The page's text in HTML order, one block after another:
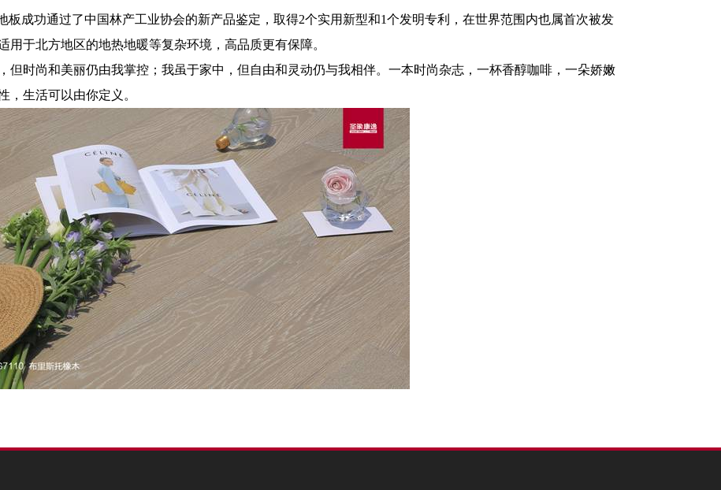
板成功通过了中国林产工业协会的新产品鉴定，取得2个实用新型和1个发明专利，在世界范围内也属首次被发
于北方地区的地热地暖等复杂环境，高品质更有保障。
但时尚和美丽仍由我掌控；我虽于家中，但自由和灵动仍与我相伴。一本时尚杂志，一杯香醇咖啡，一朵娇嫩
，生活可以由你定义。